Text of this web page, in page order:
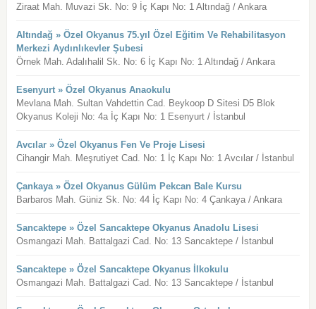
Ziraat Mah. Muvazi Sk. No: 9 İç Kapı No: 1 Altındağ / Ankara
Altındağ » Özel Okyanus 75.yıl Özel Eğitim Ve Rehabilitasyon
Merkezi Aydınlıkevler Şubesi
Örnek Mah. Adalıhalil Sk. No: 6 İç Kapı No: 1 Altındağ / Ankara
Esenyurt » Özel Okyanus Anaokulu
Mevlana Mah. Sultan Vahdettin Cad. Beykoop D Sitesi D5 Blok
Okyanus Koleji No: 4a İç Kapı No: 1 Esenyurt / İstanbul
Avcılar » Özel Okyanus Fen Ve Proje Lisesi
Cihangir Mah. Meşrutiyet Cad. No: 1 İç Kapı No: 1 Avcılar / İstanbul
Çankaya » Özel Okyanus Gülüm Pekcan Bale Kursu
Barbaros Mah. Güniz Sk. No: 44 İç Kapı No: 4 Çankaya / Ankara
Sancaktepe » Özel Sancaktepe Okyanus Anadolu Lisesi
Osmangazi Mah. Battalgazi Cad. No: 13 Sancaktepe / İstanbul
Sancaktepe » Özel Sancaktepe Okyanus İlkokulu
Osmangazi Mah. Battalgazi Cad. No: 13 Sancaktepe / İstanbul